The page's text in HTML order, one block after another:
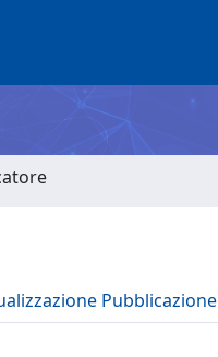
Pubblicazione